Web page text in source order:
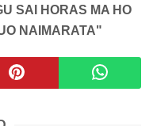
SAI HORAS MA HO
NAIMARATA"